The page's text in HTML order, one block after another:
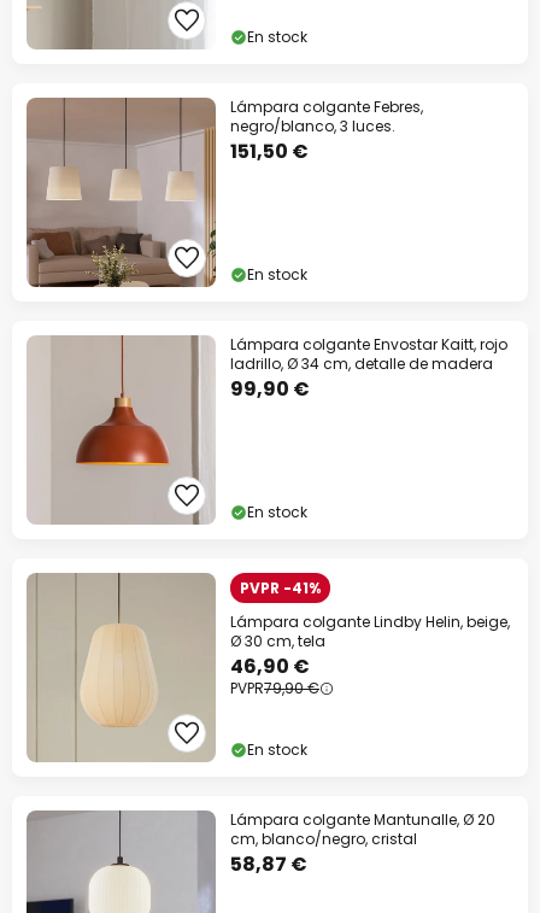
En stock
Lámpara colgante Febres,
negro/blanco, 3 luces.
151,50 €
En stock
Lámpara colgante Envostar Kaitt, rojo
ladrillo, Ø 34 cm, detalle de madera
99,90 €
En stock
PVPR -41%
Lámpara colgante Lindby Helin, beige,
Ø 30 cm, tela
46,90 €
PVPR79,90 €
En stock
Lámpara colgante Mantunalle, Ø 20
cm, blanco/negro, cristal
58,87 €